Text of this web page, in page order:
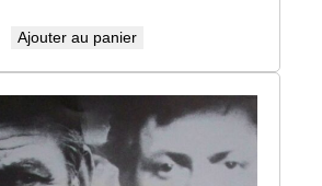
Ajouter au panier